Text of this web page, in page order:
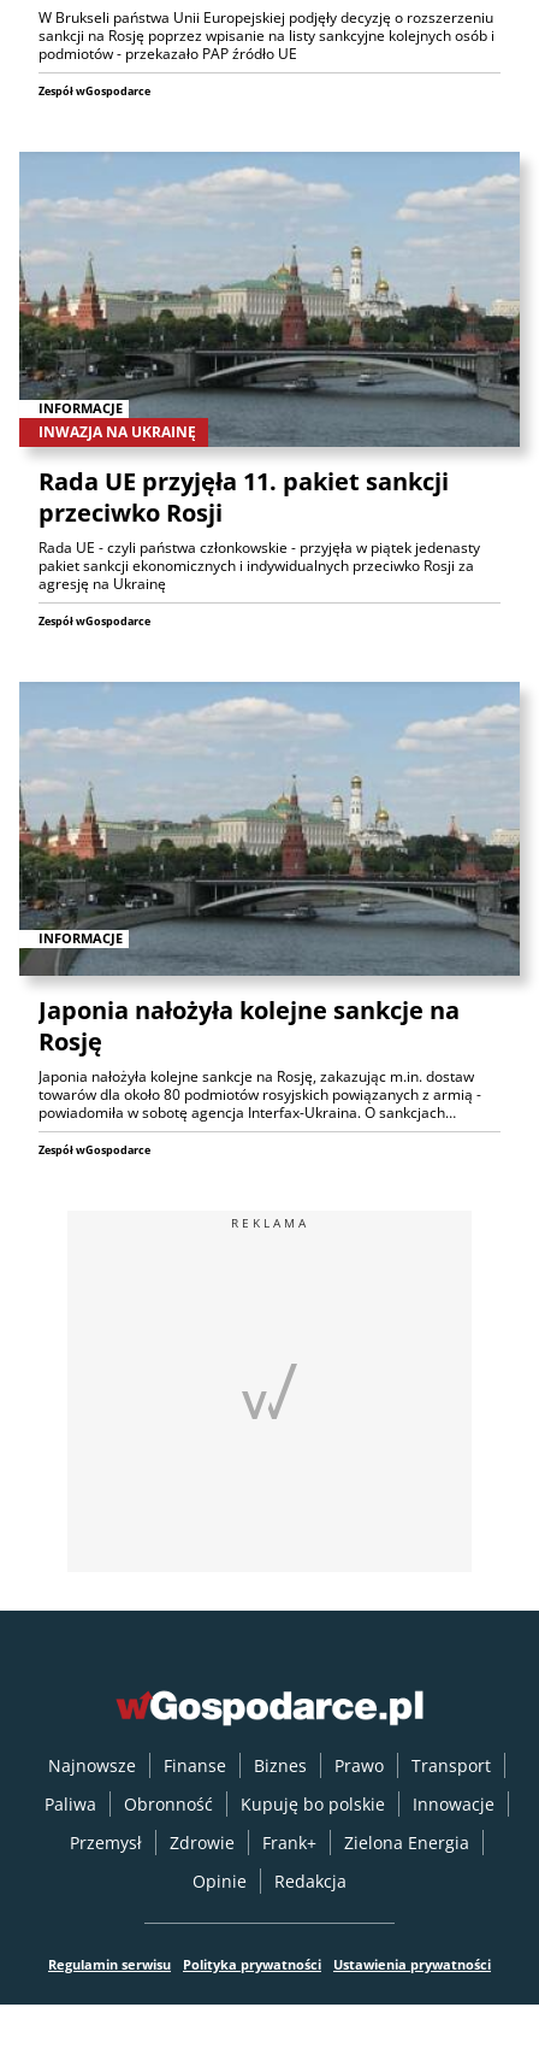
W Brukseli państwa Unii Europejskiej podjęły decyzję o rozszerzeniu
sankcji na Rosję poprzez wpisanie na listy sankcyjne kolejnych osób i
podmiotów - przekazało PAP źródło UE
Zespół wGospodarce
INFORMACJE
INWAZJA NA UKRAINĘ
Rada UE przyjęła 11. pakiet sankcji
przeciwko Rosji
Rada UE - czyli państwa członkowskie - przyjęła w piątek jedenasty
pakiet sankcji ekonomicznych i indywidualnych przeciwko Rosji za
agresję na Ukrainę
Zespół wGospodarce
INFORMACJE
Japonia nałożyła kolejne sankcje na
Rosję
Japonia nałożyła kolejne sankcje na Rosję, zakazując m.in. dostaw
towarów dla około 80 podmiotów rosyjskich powiązanych z armią -
powiadomiła w sobotę agencja Interfax-Ukraina. O sankcjach…
Zespół wGospodarce
REKLAMA
Najnowsze Finanse Biznes Prawo
Transport
Paliwa
Obronność Kupuję bo polskie
Innowacje
Przemysł
Zdrowie Frank+
Zielona Energia
Opinie
Redakcja
Regulamin serwisu Polityka prywatności Ustawienia prywatności